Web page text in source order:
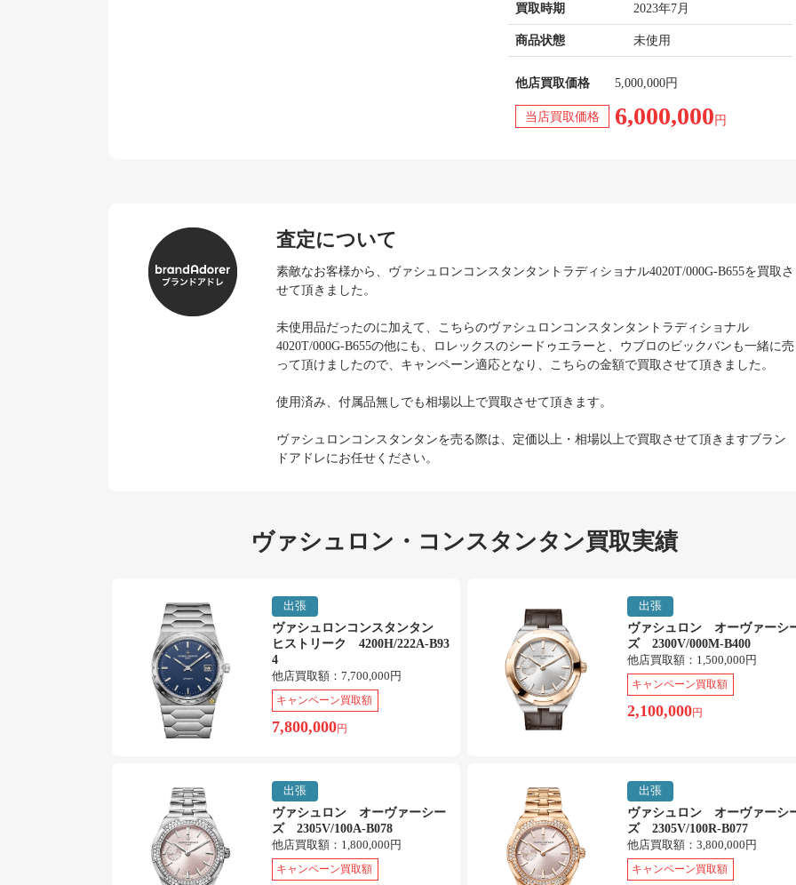
買取時期 2023年7月
商品状態 未使用
他店買取価格 5,000,000円
当店買取価格 6,000,000 円
査定について
素敵なお客様から、ヴァシュロンコンスタンタントラディショナル4020T/000G-B655を買取さ
せて頂きました。
未使用品だったのに加えて、こちらのヴァシュロンコンスタンタントラディショナル
4020T/000G-B655の他にも、ロレックスのシードゥエラーと、ウブロのビックバンも一緒に売
って頂けましたので、キャンペーン適応となり、こちらの金額で買取させて頂きました。
使用済み、付属品無しでも相場以上で買取させて頂きます。
ヴァシュロンコンスタンタンを売る際は、定価以上・相場以上で買取させて頂きますブラン
ドアドレにお任せください。
ヴァシュロン・コンスタンタン買取実績
出張
ヴァシュロンコンスタンタン
ヒストリーク 4200H/222A-B93
4
他店買取額： 7,700,000円
キャンペーン買取額
7,800,000円
出張
ヴァシュロン オーヴァーシ
ズ 2300V/000M-B400
他店買取額： 1,500,000円
キャンペーン買取額
2,100,000円
出張
ヴァシュロン オーヴァーシー
ズ 2305V/100A-B078
他店買取額： 1,800,000円
キャンペーン買取額
出張
ヴァシュロン オーヴァーシ
ズ 2305V/100R-B077
他店買取額： 3,800,000円
キャンペーン買取額